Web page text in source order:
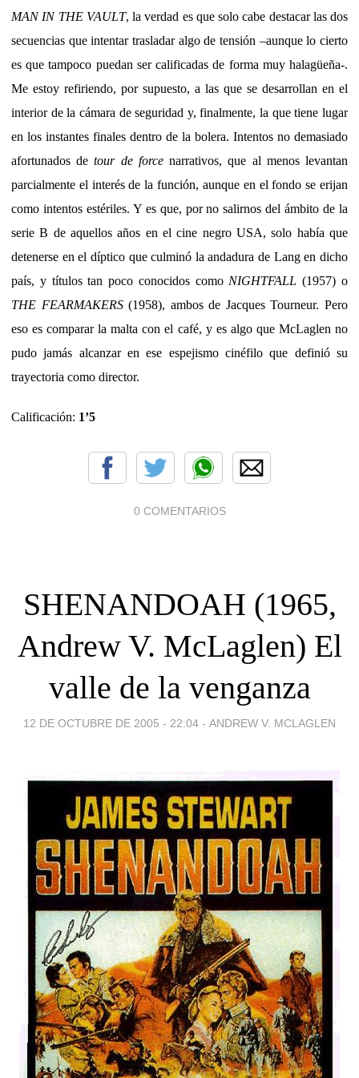
MAN IN THE VAULT, la verdad es que solo cabe destacar las dos
secuencias que intentar trasladar algo de tensión –aunque lo cierto
es que tampoco puedan ser calificadas de forma muy halagüeña-.
Me estoy refiriendo, por supuesto, a las que se desarrollan en el
interior de la cámara de seguridad y, finalmente, la que tiene lugar
en los instantes finales dentro de la bolera. Intentos no demasiado
afortunados detour de forcenarrativos, que al menos levantan
parcialmente el interés de la función, aunque en el fondo se erijan
como intentos estériles. Y es que, por no salirnos del ámbito de la
serie B de aquellos años en el cine negro USA, solo había que
detenerse en el díptico que culminó la andadura de Lang en dicho
país, y títulos tan poco conocidos como NIGHTFALL (1957) o
THE FEARMAKERS(1958), ambos de Jacques Tourneur. Pero
eso es comparar la malta con el café, y es algo que McLaglen no
pudo jamás alcanzar en ese espejismo cinéfilo que definió su
trayectoria como director.
Calificación: 1’5
0 COMENTARIOS
SHENANDOAH (1965,
Andrew V. McLaglen) El
valle de la venganza
12 DE OCTUBRE DE 2005 - 22:04 - ANDREW V. MCLAGLEN